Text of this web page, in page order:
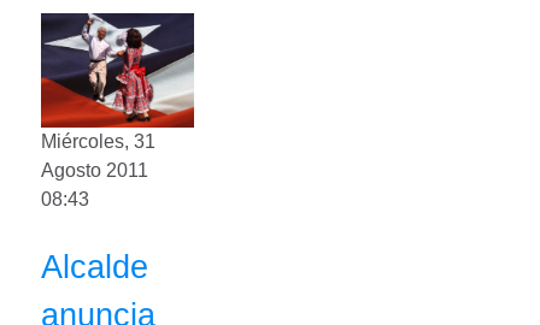
Miércoles, 31
Agosto 2011
08:43
Alcalde
anuncia